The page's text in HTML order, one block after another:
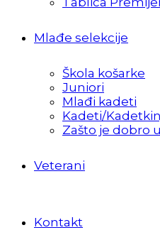
Mlađe selekcije
Škola košarke
Juniori
Mlađi kadeti
Kadeti/
Zašto je dobro
Veterani
Kontakt